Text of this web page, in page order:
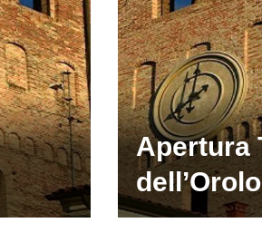
Apertura